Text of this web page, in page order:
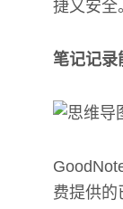
捷又安全
笔记记
费提供的